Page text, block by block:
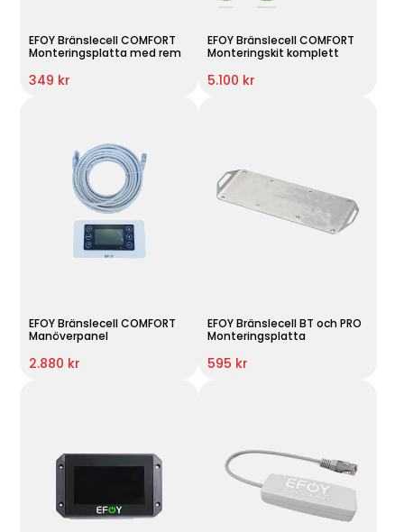
EFOY Bränslecell COMFORT
Monteringsplatta med rem
349 kr
EFOY Bränslecell COMFORT
Monteringskit komplett
5.100 kr
EFOY Bränslecell COMFORT
Manöverpanel
2.880 kr
EFOY Bränslecell BT och PRO
Monteringsplatta
595 kr